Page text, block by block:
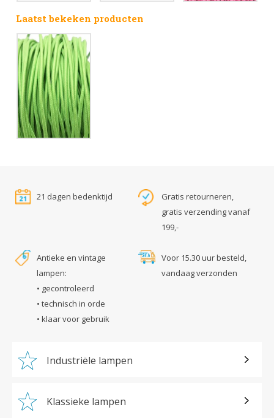
Laatst bekeken producten
21 dagen bedenktijd
Gratis retourneren,
gratis verzending vanaf
199,-
Antieke en vintage
lampen:
• gecontroleerd
• technisch in orde
• klaar voor gebruik
Voor 15.30 uur besteld,
vandaag verzonden
Industriële lampen
Klassieke lampen